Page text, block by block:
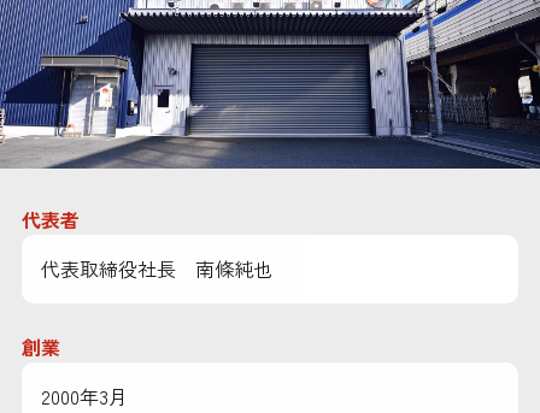
代表者
代表取締役社長 南條純也
創業
2000年3月